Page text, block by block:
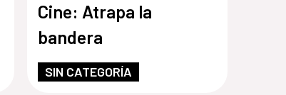
Cine: Atrapa la
bandera
SIN CATEGORÍA